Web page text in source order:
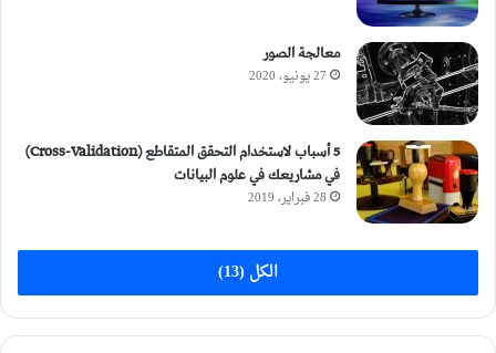
معالجة الصور
27 يونيو، 2020
5 أسباب لاستخدام التحقق المتقاطع (Cross-Validation)
في مشاريعك في علوم البيانات
28 فبراير، 2019
الكل (13)